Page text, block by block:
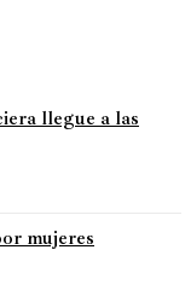
llegue a las
mujeres